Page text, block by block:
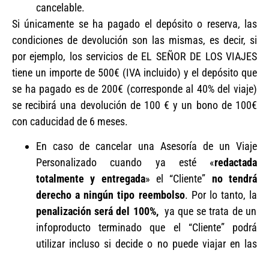
cancelable.
Si únicamente se ha pagado el depósito o reserva, las
condiciones de devolución son las mismas, es decir, si
por ejemplo, los servicios de EL SEÑOR DE LOS VIAJES
tiene un importe de 500€ (IVA incluido) y el depósito que
se ha pagado es de 200€ (corresponde al 40% del viaje)
se recibirá una devolución de 100 € y un bono de 100€
con caducidad de 6 meses.
En caso de cancelar una Asesoría de un Viaje
Personalizado cuando ya esté «redactada
totalmente y entregada» el “Cliente” no tendrá
derecho a ningún tipo reembolso. Por lo tanto, la
penalización será del 100%, ya que se trata de un
infoproducto terminado que el “Cliente” podrá
utilizar incluso si decide o no puede viajar en las